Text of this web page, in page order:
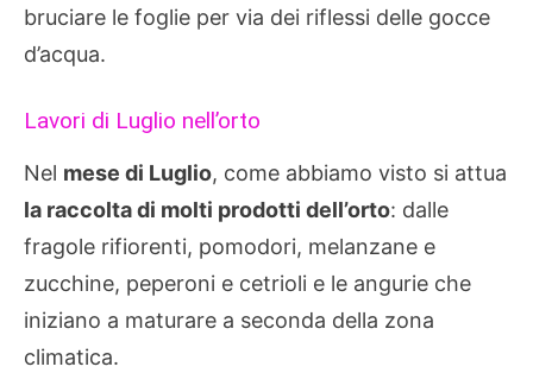
bruciare le foglie per via dei riflessi delle gocce
d’acqua.
Lavori di Luglio nell’orto
Nel mese di Luglio, come abbiamo visto si attua
la raccolta di molti prodotti dell’orto: dalle
fragole rifiorenti, pomodori, melanzane e
zucchine, peperoni e cetrioli e le angurie che
iniziano a maturare a seconda della zona
climatica.